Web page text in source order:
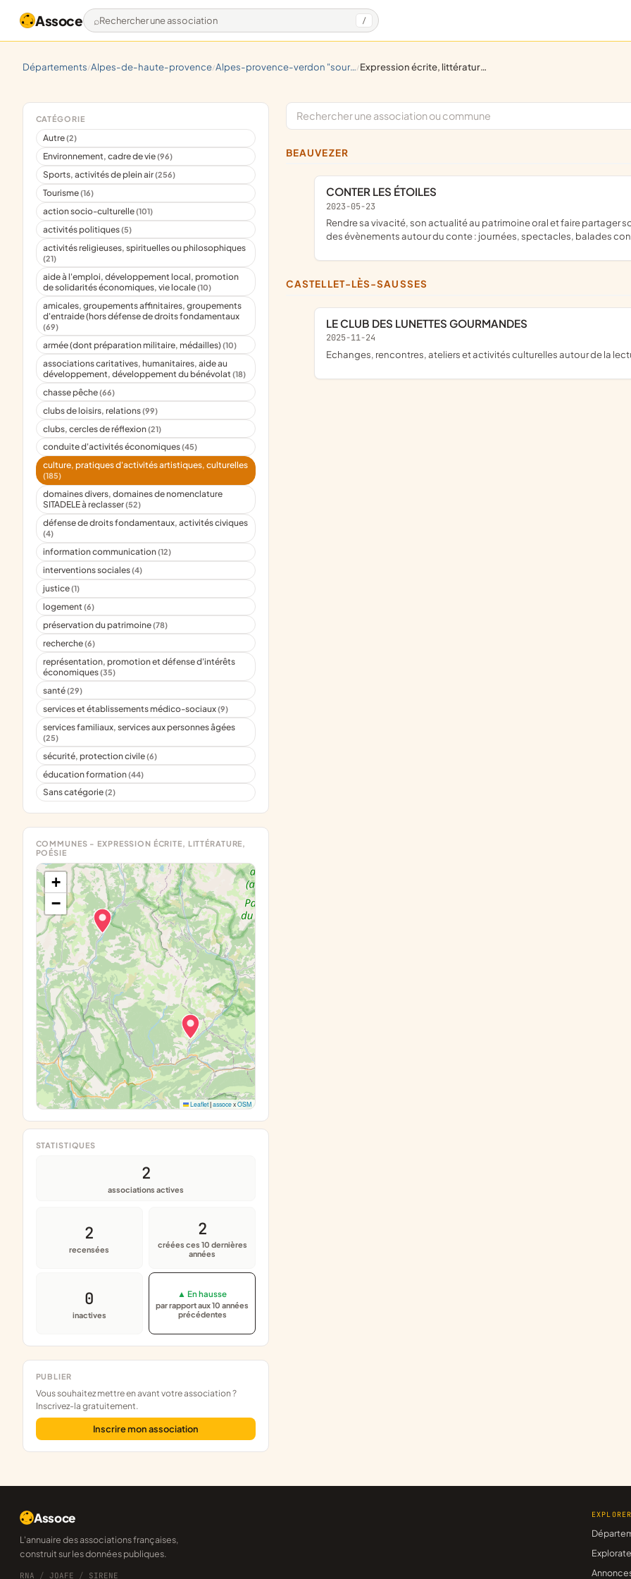
Assoce Rechercher une association /
départements/ alpes-de-haute-provence/ alpes-provence-verdon "sources de lumière" / expression écrite, littérature, poésie
CATÉGORIE
Autre(2)
Environnement, cadre de vie(96)
Sports, activités de plein air(256)
Tourisme(16)
action socio-culturelle(101)
activités politiques(5)
activités religieuses, spirituelles ou philosophiques
(21)
aide à l'emploi, développement local, promotion
de solidarités économiques, vie locale(10)
amicales, groupements affinitaires, groupements
d'entraide (hors défense de droits fondamentaux
(69)
armée (dont préparation militaire, médailles)(10)
associations caritatives, humanitaires, aide au
développement, développement du bénévolat(18)
chasse pêche(66)
clubs de loisirs, relations(99)
clubs, cercles de réflexion(21)
conduite d'activités économiques(45)
culture, pratiques d'activités artistiques, culturelles
(185)
domaines divers, domaines de nomenclature
SITADELE à reclasser(52)
défense de droits fondamentaux, activités civiques
(4)
information communication(12)
interventions sociales(4)
justice(1)
logement(6)
préservation du patrimoine(78)
recherche(6)
représentation, promotion et défense d'intérêts
économiques(35)
santé(29)
services et établissements médico-sociaux(9)
services familiaux, services aux personnes âgées
(25)
sécurité, protection civile(6)
éducation formation(44)
Sans catégorie(2)
STATISTIQUES
2
associations actives
2
recensées
2
créées ces 10 dernières
années
0
inactives
▲ En hausse
par rapport aux 10 années
précédentes
PUBLIER
Vous souhaitez mettre en avant votre association ?
Inscrivez-la gratuitement.
Inscrire mon association
BEAUVEZER
CONTER LES ÉTOILES
2023-05-23
rendre sa vivacité, son actualité au patrimoine oral et faire partager son amour des beaux contes à des publics de tous les âges ; créer
des évènements autour du conte : journées, spectacles, balades
CASTELLET-LÈS-SAUSSES
LE CLUB DES LUNETTES GOURMANDES
2025-11-24
echanges, rencontres, ateliers et activités culturelles autour de la
COMMUNES - EXPRESSION ÉCRITE, LITTÉRATURE,
POÉSIE
+
−
Leaflet| assocexOSM
Assoce
L'annuaire des associations françaises,
construit sur les données publiques.
RNA / JOAFE / SIRENE